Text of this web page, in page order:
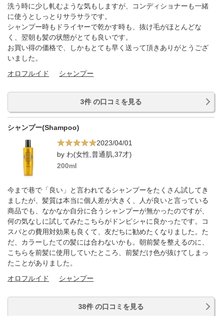
洗う時に少し軋むような気もしますが、コンディショナーも一緒
に使うとしっとりサラサラです。
シャンプー時もドライヤーで乾かす時も、抜け毛がほとんどな
く、翌朝も髪の状態がとても良いです。
お買い得の価格で、しかもとても早く送って頂きありがとうござ
いました。
オロフルイド
シャンプー
3件 の口コミを見る
シャンプー(Shampoo)
2023/04/01
by わ(女性,普通肌,37才)
200ml
今まで巷で「良い」と言われてるシャンプーをたくさん試してき
ましたが、髪質は本当に個人差が大きく、人が良いと言っている
商品でも、なかなか自分に合うシャンプーが無かったのですが、
何の気なしに試してみたこちらがドンピシャに良かったです。コ
スパとの費用対効果も良くて、友だちに勧めたくなりました。た
だ、カラーしたての髪には合わないかも。朝前髪を整えるのに、
こちらを前髪に使用していたところ、前髪だけ色が抜けてしまっ
たことがありました。
オロフルイド
シャンプー
38件 の口コミを見る